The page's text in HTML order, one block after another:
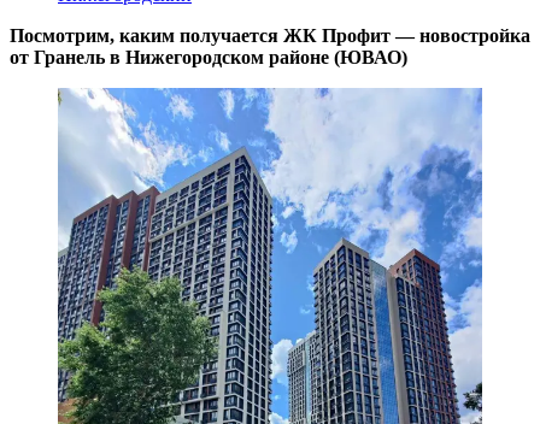
Посмотрим, каким получается ЖК Профит — новостройка
от Гранель в Нижегородском районе (ЮВАО)